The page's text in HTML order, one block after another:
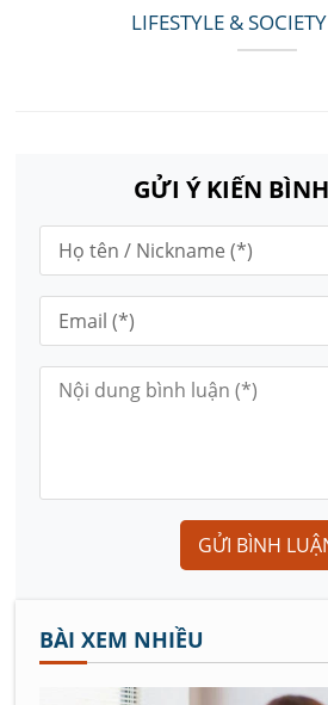
LIFESTYLE &
GỬI Ý KIẾN
GỬI BÌNH
BÀI XEM NHIỀU